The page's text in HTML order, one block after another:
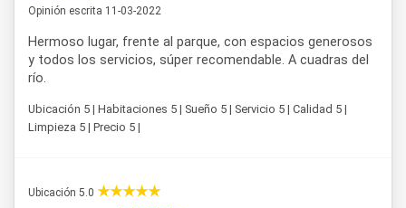
arboladas destinadas a la recreación y los deportes,
posiciona a Bungalows Parque
como una alternativa
concreta para quienes planifican sus vacaciones en Colón
con comodidad y acceso directo a los principales
atractivos de la ciudad.
Opinión escrita 11-03-2022
Hermoso lugar, frente al parque, con espacios generosos
y todos los servicios, súper recomendable. A cuadras del
río.
Ubicación 5 | Habitaciones 5 | Sueño 5 | Servicio 5 | Calidad 5 |
Limpieza 5 | Precio 5 |
Ubicación 5.0